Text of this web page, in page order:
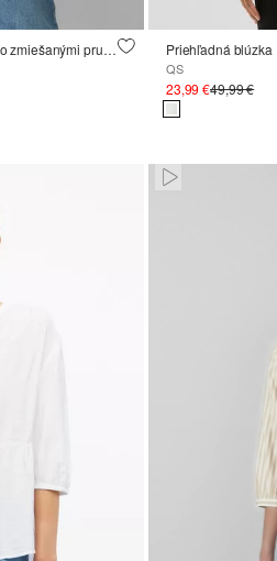
Popelínová blúzka voľného strihu so zmiešanými pruhmi Priehľadná blúzka
QS
23,99 €49,99 €
Paused • Muted